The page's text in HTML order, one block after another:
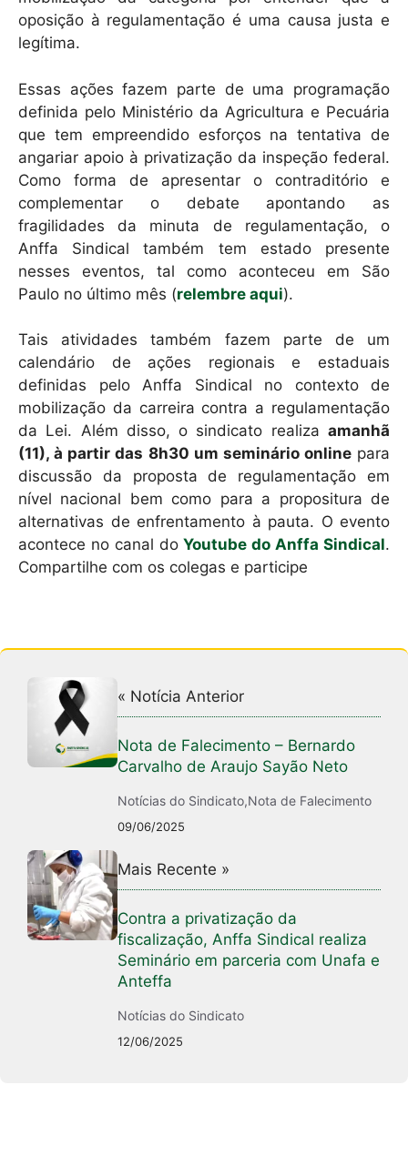
oposição à regulamentação é uma causa justa e
legítima.
Essas ações fazem parte de uma programação
definida pelo Ministério da Agricultura e Pecuária
que tem empreendido esforços na tentativa de
angariar apoio à privatização da inspeção federal.
Como forma de apresentar o contraditório e
complementar o debate apontando as
fragilidades da minuta de regulamentação, o
Anffa Sindical também tem estado presente
nesses eventos, tal como aconteceu em São
Paulo no último mês (relembre aqui).
Tais atividades também fazem parte de um
calendário de ações regionais e estaduais
definidas pelo Anffa Sindical no contexto de
mobilização da carreira contra a regulamentação
da Lei. Além disso, o sindicato realiza amanhã
(11), à partir das 8h30 um seminário onlinepara
discussão da proposta de regulamentação em
nível nacional bem como para a propositura de
alternativas de enfrentamento à pauta. O evento
acontece no canal doYoutube do Anffa Sindical.
Compartilhe com os colegas e participe
« Notícia Anterior
Nota de Falecimento – Bernardo
Carvalho de Araujo Sayão Neto
Notícias do Sindicato,Nota de Falecimento
09/06/2025
Mais Recente »
Contra a privatização da
fiscalização, Anffa Sindical realiza
Seminário em parceria com Unafa e
Anteffa
Notícias do Sindicato
12/06/2025